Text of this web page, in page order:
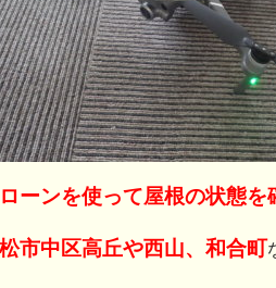
ローンを使って屋根の状態を
市中区高丘や西山、和合町